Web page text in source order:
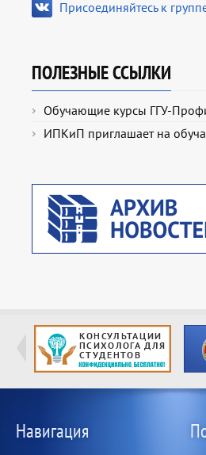
Присоединяйтесь к
ПОЛЕЗНЫЕ ССЫЛКИ
Обучающие курсы ГГУ-
ИПКиП приглашает на
Навигация